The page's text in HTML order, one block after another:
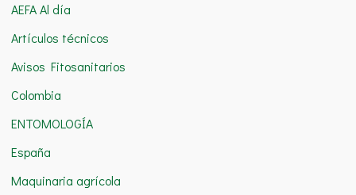
a
r
p
o
r
:
AEFA Al día
Artículos técnicos
Avisos Fitosanitarios
Colombia
ENTOMOLOGÍA
España
Maquinaria agrícola